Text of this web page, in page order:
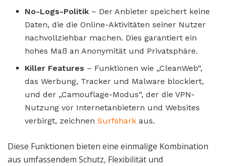
No-Logs-Politik – Der Anbieter speichert keine
Daten, die die Online-Aktivitäten seiner Nutzer
nachvollziehbar machen. Dies garantiert ein
hohes Maß an Anonymität und Privatsphäre.
Killer Features – Funktionen wie „CleanWeb“,
das Werbung, Tracker und Malware blockiert,
und der „Camouflage-Modus“, der die VPN-
Nutzung vor Internetanbietern und Websites
verbirgt, zeichnenSurfshark aus.
Diese Funktionen bieten eine einmalige Kombination
aus umfassendem Schutz, Flexibilität und